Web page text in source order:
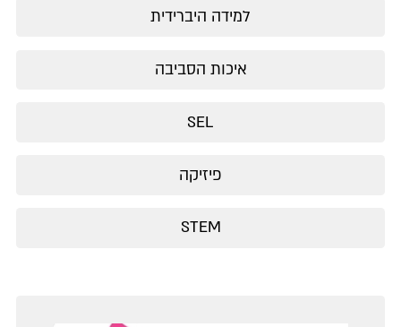
למידה היברידית
איכות הסביבה
SEL
פיזיקה
STEM